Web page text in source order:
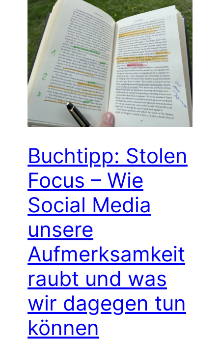
Buchtipp: Stolen
Focus – Wie
Social Media
unsere
Aufmerksamkeit
raubt und was
wir dagegen tun
können